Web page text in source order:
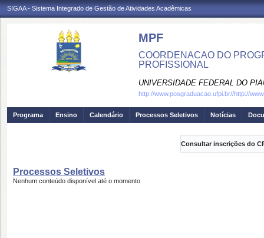
SIGAA - Sistema Integrado de Gestão de Atividades Acadêmicas
MPF
COORDENACAO DO
PROFISSIONAL
UNIVERSIDADE FEDERAL DO
http://www.posgraduacao.ufpi.br//http://
Programa Ensino Calendário Processos Seletivos Notícias
Consultar inscrições do
Processos Seletivos
Nenhum conteúdo disponível até o momento